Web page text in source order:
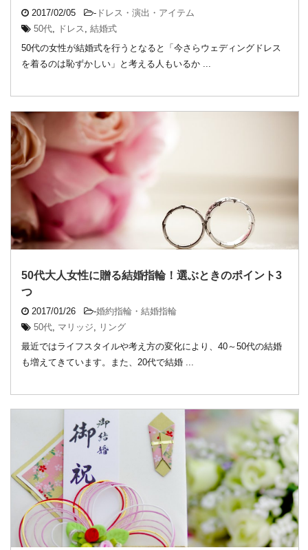
2017/02/05 - ドレス・演出・アイテム
50代
ドレス
結婚式
50代の女性が結婚式を行うとなると「今さらウェディングドレス
を着るのは恥ずかしい」と考える人もいるか ...
50代大人女性に贈る結婚指輪！選ぶときのポイント3
つ
2017/01/26 -婚約指輪・結婚指輪
50代 マリッジ
リング
最近ではライフスタイルや考え方の変化により、40～50代の結婚
も増えてきています。また、20代で結婚 ...